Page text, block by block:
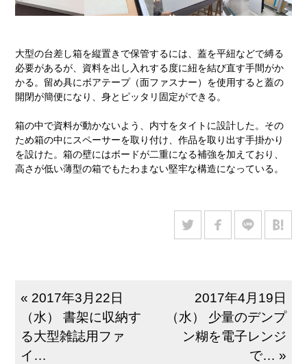
大型の台差し箱を縦置きで保管するには、蓋を平紐などで縛る
必要があるが、資料を出し入れする度に紐を結び直す手間がか
かる。留め具にボアテープ（面ファスナー）を使用すると蓋の
開閉が簡便になり、身とピッタリ固定ができる。
箱の中で資料が動かないよう、内寸をタイトに設計した。その
ため箱の中にスペーサーを取り付け、作品を取り出す手掛かり
を設けた。箱の壁にはボードが二重になる補強を加えており、
高さが低い薄型の箱でもたわまない堅牢な構造になっている。
« 2017年3月22日
（水） 書架に収納す
る大型雑誌用ファ
イ…
2017年4月19日
（水） 少量のデンプ
ン糊を電子レンジ
で… »